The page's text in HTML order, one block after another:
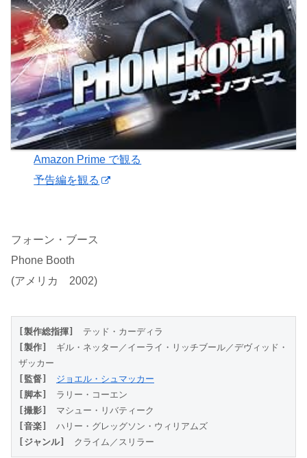
Amazon Prime で観る
予告編を観る
フォーン・ブース
Phone Booth
(アメリカ 2002)
[製作総指揮]
テッド・カーディラ
[製作]
ギル・ネッター／イーライ・リッチブール／デヴィッド・
ザッカー
[監督]
ジョエル・シュマッカー
[脚本]
ラリー・コーエン
[撮影]
マシュー・リバティーク
[音楽]
ハリー・グレッグソン・ウィリアムズ
[ジャンル]
クライム／スリラー